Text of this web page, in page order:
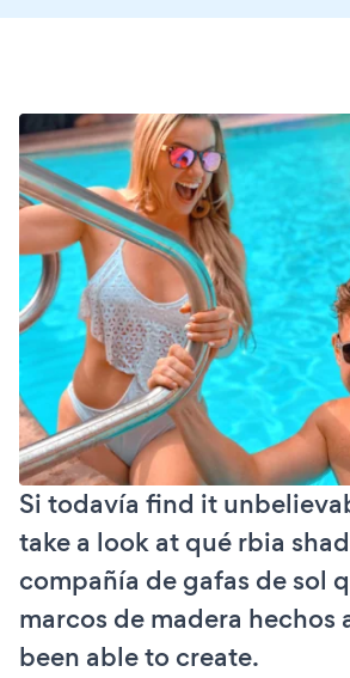
Si todavía find it
take a look at qué rbia
compañía de gafas de sol
marcos de madera hechos
been able to create.